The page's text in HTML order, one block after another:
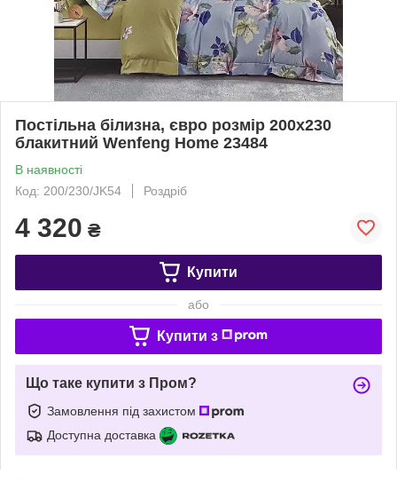
Постільна білизна, євро розмір 200х230
блакитний Wenfeng Home 23484
В наявності
Код: 200/230/JK54
Роздріб
4 320 ₴
Купити
або
Купити з
Що таке купити з Пром?
Замовлення під захистом
Доступна доставка